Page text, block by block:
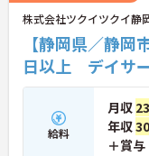
株式会社ツクイツクイ静
【静岡県／静
日以上 デイサ
給料
月収
年収
＋賞与